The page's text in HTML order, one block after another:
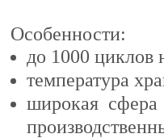
Особенности:
до 1000 циклов
температура
широкая